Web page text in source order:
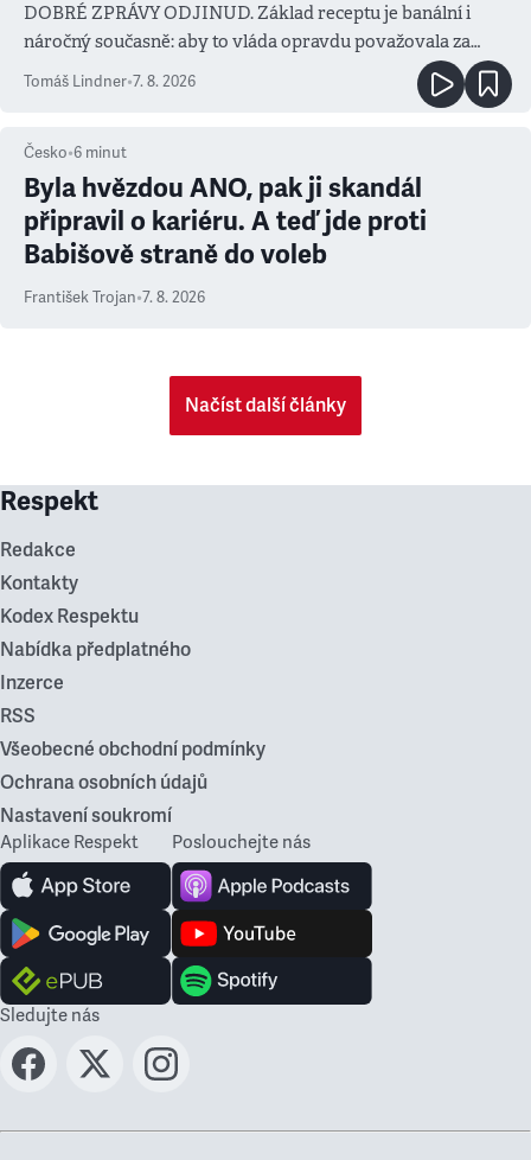
DOBRÉ ZPRÁVY ODJINUD. Základ receptu je banální i
náročný současně: aby to vláda opravdu považovala za
prioritu
Tomáš Lindner•7. 8. 2026
Česko•6 minut
Byla hvězdou ANO, pak ji skandál
připravil o kariéru. A teď jde proti
Babišově straně do voleb
František Trojan•7. 8. 2026
Načíst další články
Respekt
Redakce
Kontakty
Kodex Respektu
Nabídka předplatného
Inzerce
RSS
Všeobecné obchodní podmínky
Ochrana osobních údajů
Nastavení soukromí
Aplikace Respekt Poslouchejte nás
Sledujte nás